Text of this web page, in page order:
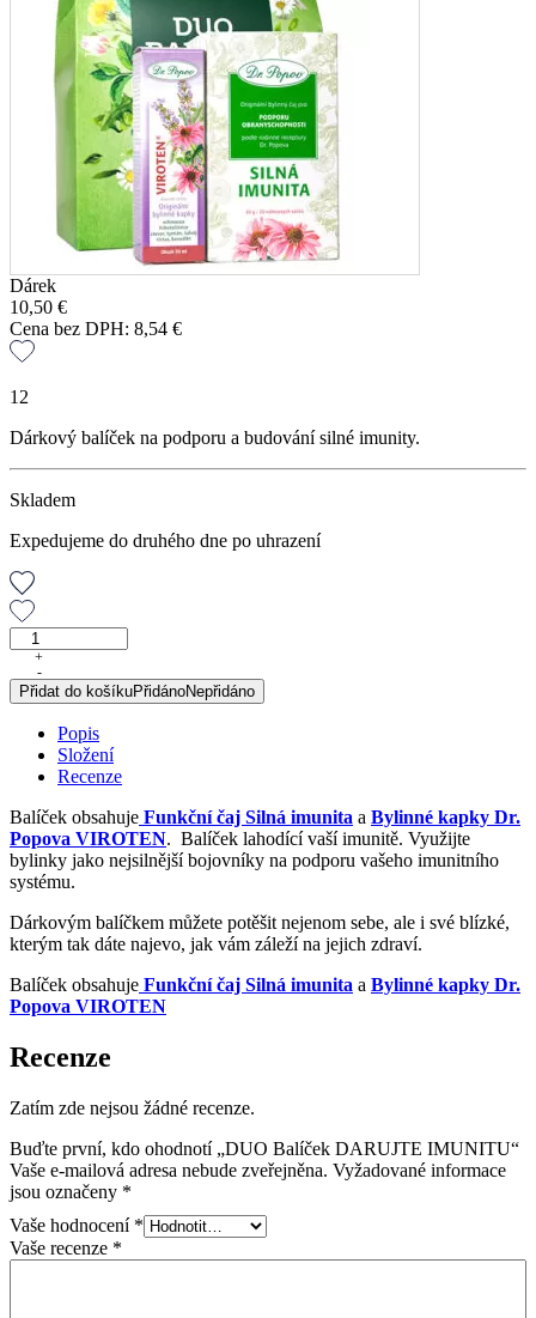
Dárek
10,50 €
Cena bez DPH: 8,54 €
12
Dárkový balíček na podporu a budování silné imunity.
Skladem
Expedujeme do druhého dne po uhrazení
DUO
Balíček
DARUJTE
IMUNITU
množství
+
-
Přidat do košíkuPřidánoNepřidáno
Popis
Složení
Recenze
Balíček obsahuje Funkční čaj Silná imunita a Bylinné kapky Dr.
Popova VIROTEN. Balíček lahodící vaší imunitě. Využijte
bylinky jako nejsilnější bojovníky na podporu vašeho imunitního
systému.
Dárkovým balíčkem můžete potěšit nejenom sebe, ale i své blízké,
kterým tak dáte najevo, jak vám záleží na jejich zdraví.
Balíček obsahuje Funkční čaj Silná imunita a Bylinné kapky Dr.
Popova VIROTEN
Recenze
Zatím zde nejsou žádné recenze.
Buďte první, kdo ohodnotí „DUO Balíček DARUJTE IMUNITU“
Vaše e-mailová adresa nebude zveřejněna. Vyžadované informace
jsou označeny *
Vaše hodnocení *
Vaše recenze *